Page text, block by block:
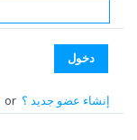
إنشاء عضو جديد ؟or